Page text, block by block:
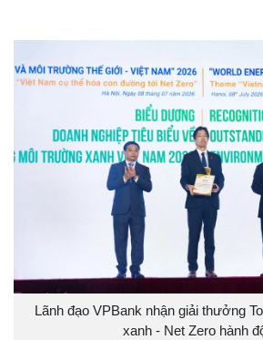
Lãnh đạo VPBank nhận giải thưởng
xanh - Net Zero hành